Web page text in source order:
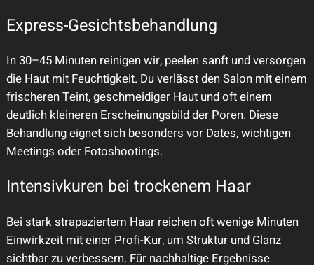
Express-Gesichtsbehandlung
In 30–45 Minuten reinigen wir, peelen sanft und versorgen
die Haut mit Feuchtigkeit. Du verlässt den Salon mit einem
frischeren Teint, geschmeidiger Haut und oft einem
deutlich kleineren Erscheinungsbild der Poren. Diese
Behandlung eignet sich besonders vor Dates, wichtigen
Meetings oder Fotoshootings.
Intensivkuren bei trockenem Haar
Bei stark strapaziertem Haar reichen oft wenige Minuten
Einwirkzeit mit einer Profi-Kur, um Struktur und Glanz
sichtbar zu verbessern. Für nachhaltige Ergebnisse